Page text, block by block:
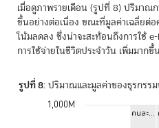
เมื่อดูภาพรายเดือน (รูปที่ 8) ปริมาณ
ขึ้นอย่างต่อเนื่อง ขณะที่มูลค่าเฉลี่ยต่
โน้มลดลง ซึ่งน่าจะสะท้อนถึงการใช้
การใช้จ่ายในชีวิตประจำวัน เพิ่มมากขึ้น
รูปที่ 8: ปริมาณและมูลค่าของธุรกรร
คนละ…
1,000M